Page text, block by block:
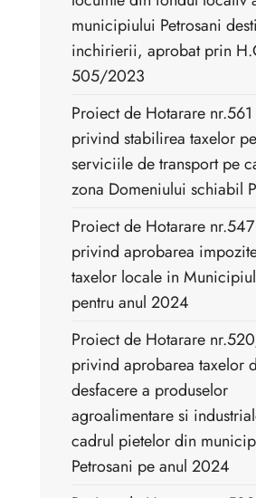
municipiului Petrosani
inchirierii, aprobat prin
505/2023
Proiect de Hotarare
privind stabilirea taxelor
serviciile de transport pe
zona Domeniului schiabil
Proiect de Hotarare
privind aprobarea
taxelor locale in
pentru anul 2024
Proiect de Hotarare
privind aprobarea taxelor
desfacere a produselor
agroalimentare si
cadrul pietelor din
Petrosani pe anul 2024